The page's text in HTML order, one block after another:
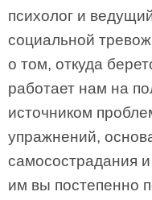
психолог и
социальной
о том, откуда
работает нам на
источником
упражнений,
самосострадания
им вы постепенно